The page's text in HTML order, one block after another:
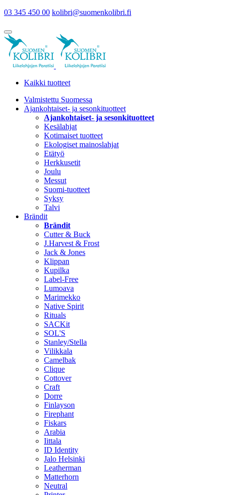
03 345 450 00 kolibri@suomenkolibri.fi
Kaikki tuotteet
Valmistettu Suomessa
Ajankohtaiset- ja sesonkituotteet
Ajankohtaiset- ja sesonkituotteet
Kesälahjat
Kotimaiset tuotteet
Ekologiset mainoslahjat
Etätyö
Herkkusetit
Joulu
Messut
Suomi-tuotteet
Syksy
Talvi
Brändit
Brändit
Cutter & Buck
J.Harvest & Frost
Jack & Jones
Klippan
Kupilka
Label-Free
Lumoava
Marimekko
Native Spirit
Rituals
SACKit
SOL'S
Stanley/Stella
Vilikkala
Camelbak
Clique
Cottover
Craft
Dorre
Finlayson
Firephant
Fiskars
Arabia
Iittala
ID Identity
Jalo Helsinki
Leatherman
Matterhorn
Neutral